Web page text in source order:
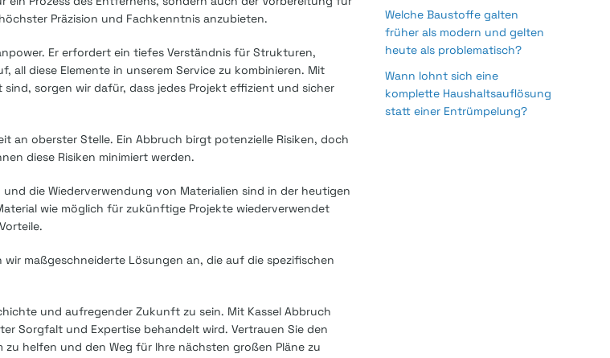
Präzision und Fachkenntnis anzubieten.
Er erfordert ein tiefes Verständnis für Strukturen,
all diese Elemente in unserem Service zu kombinieren. Mit
sorgen wir dafür, dass jedes Projekt effizient und sicher
an oberster Stelle. Ein Abbruch birgt potenzielle Risiken, doch
diese Risiken minimiert werden.
die Wiederverwendung von Materialien sind in der heutigen
wie möglich für zukünftige Projekte wiederverwendet
maßgeschneiderte Lösungen an, die auf die spezifischen
und aufregender Zukunft zu sein. Mit Kassel Abbruch
Sorgfalt und Expertise behandelt wird. Vertrauen Sie den
helfen und den Weg für Ihre nächsten großen Pläne zu
Welche Baustoffe galten
früher als modern und gelten
heute als problematisch?
Wann lohnt sich eine
komplette Haushaltsauflösung
statt einer Entrümpelung?